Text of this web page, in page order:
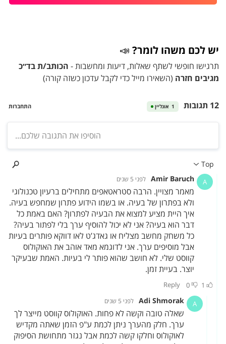
יש לכם משהו לומר? 📣
תרגישו חופשי לשתף שאלות, דיעות ומחשבות - הכותב/ת בד״כ
מגיבים חזרה (השאירו מייל כדי לקבל עדכון כשזה קורה)